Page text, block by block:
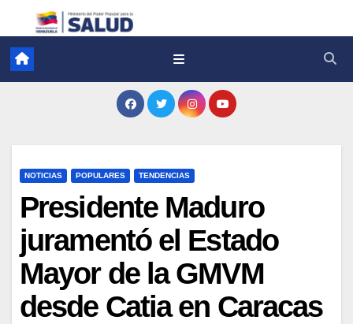
NOTICIAS POPULARES TENDENCIAS
Presidente Maduro
juramentó el Estado
Mayor de la GMVM
desde Catia en Caracas